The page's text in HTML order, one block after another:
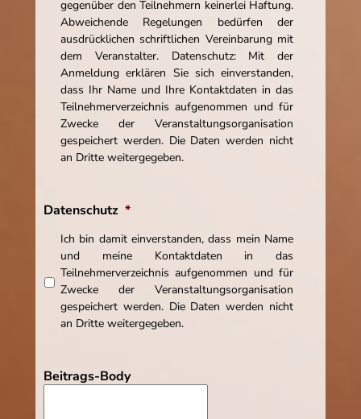
gegenüber den Teilnehmern keinerlei Haftung.
Abweichende Regelungen bedürfen der
ausdrücklichen schriftlichen Vereinbarung mit
dem Veranstalter. Datenschutz: Mit der
Anmeldung erklären Sie sich einverstanden,
dass Ihr Name und Ihre Kontaktdaten in das
Teilnehmerverzeichnis aufgenommen und für
Zwecke der Veranstaltungsorganisation
gespeichert werden. Die Daten werden nicht
an Dritte weitergegeben.
Datenschutz *
Ich bin damit einverstanden, dass mein Name
und meine Kontaktdaten in das
Teilnehmerverzeichnis aufgenommen und für
Zwecke der Veranstaltungsorganisation
gespeichert werden. Die Daten werden nicht
an Dritte weitergegeben.
Beitrags-Body